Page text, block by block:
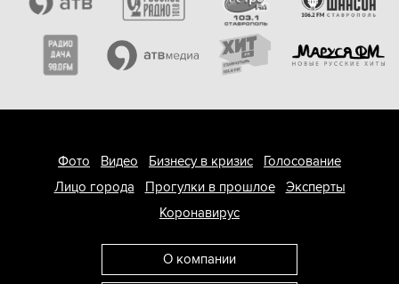
Фото Видео Бизнесу в кризис
Голосование
Лицо города
Прогулки в прошлое
Эксперты
Коронавирус
О компании